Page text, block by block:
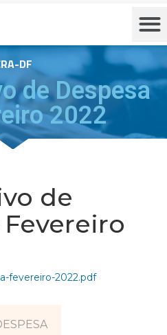
DF
de Despesa
2022
de
Fevereiro
fevereiro-2022.pdf